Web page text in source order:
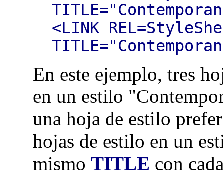
<LINK
En este ejemplo, tres
en un estilo
una hoja de estilo
hojas de estilo en un
mismo TITLE con